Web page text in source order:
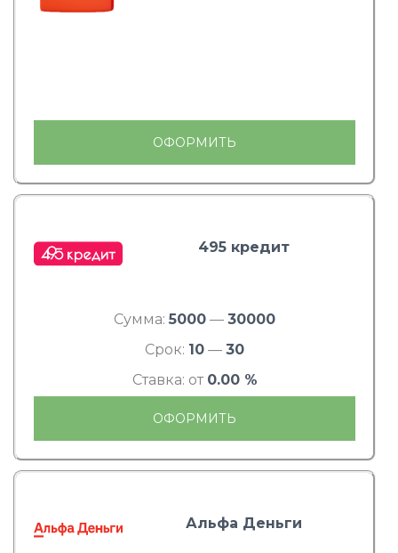
ОФОРМИТЬ
495 кредит
Сумма: 5000 — 30000
Срок: 10 — 30
Ставка: от 0.00 %
ОФОРМИТЬ
Альфа Деньги